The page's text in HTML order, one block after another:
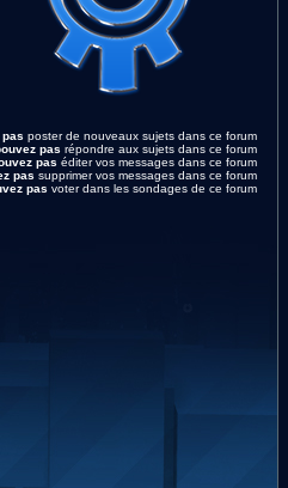
pas poster de nouveaux sujets dans ce forum
pas répondre aux sujets dans ce forum
pas éditer vos messages dans ce forum
pas supprimer vos messages dans ce forum
pas voter dans les sondages de ce forum